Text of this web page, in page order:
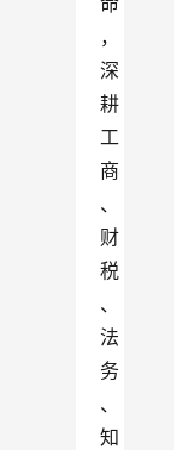
，
深
耕
工
商
、
财
税
、
法
务
、
知